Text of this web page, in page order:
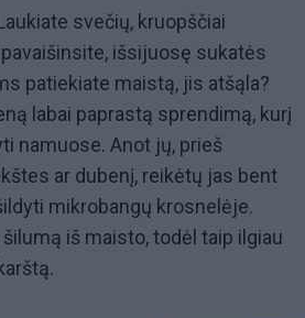
svečių, kruopščiai
išsijuosę sukatės
patiekiate maistą, jis atšąla?
labai paprastą sprendimą, kurį
namuose. Anot jų, prieš
ar dubenį, reikėtų jas bent
mikrobangų krosnelėje.
iš maisto, todėl taip ilgiau